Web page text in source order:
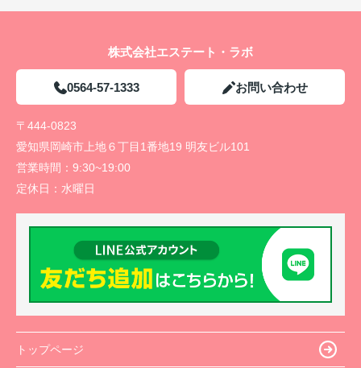
株式会社エステート・ラボ
0564-57-1333 お問い合わせ
〒444-0823
愛知県岡崎市上地６丁目1番地19 明友ビル101
営業時間： 9:30~19:00
定休日： 水曜日
トップページ